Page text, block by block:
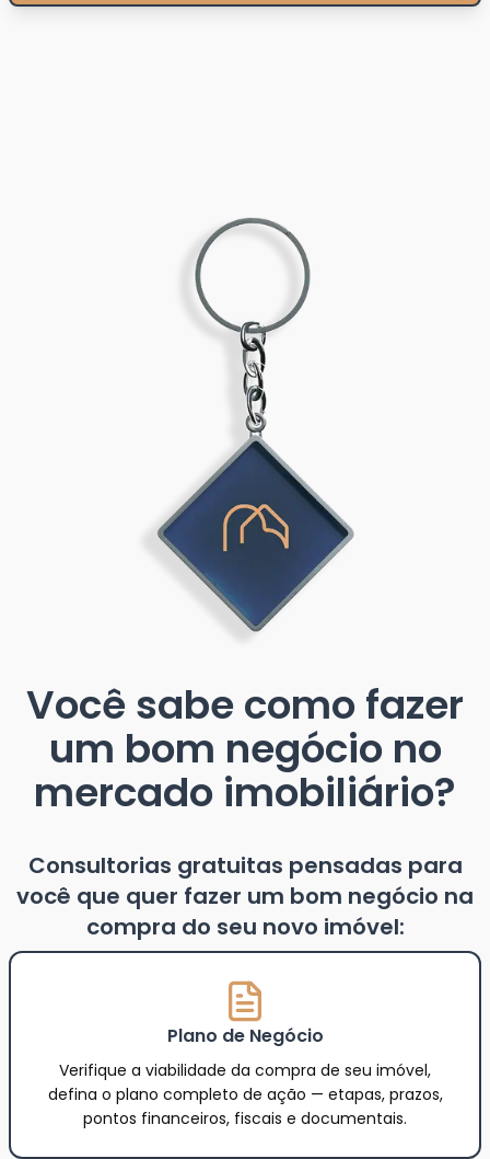
Você sabe como fazer
um bom negócio no
mercado imobiliário?
Consultorias gratuitas pensadas para
você que quer fazer um bom negócio na
compra do seu novo imóvel:
Plano de Negócio
Verifique a viabilidade da compra de seu imóvel,
defina o plano completo de ação — etapas, prazos,
pontos financeiros, fiscais e documentais.